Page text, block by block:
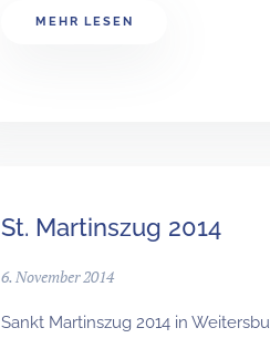
MEHR LESEN
St. Martinszug 2014
6. November 2014
Sankt Martinszug 2014 in